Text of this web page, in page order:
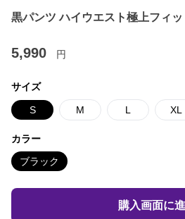
黒パンツ ハイウエスト極上フィ
5,990 円
サイズ
S M L XL
カラー
ブラック
購入画面に